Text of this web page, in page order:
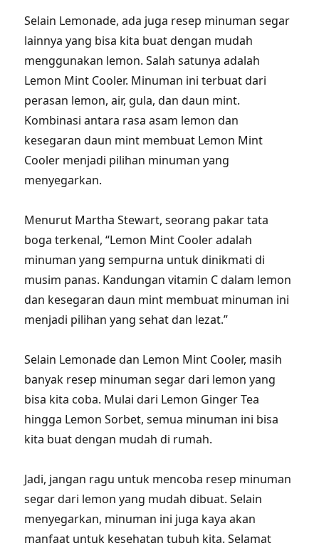
Selain Lemonade, ada juga resep minuman segar
lainnya yang bisa kita buat dengan mudah
menggunakan lemon. Salah satunya adalah
Lemon Mint Cooler. Minuman ini terbuat dari
perasan lemon, air, gula, dan daun mint.
Kombinasi antara rasa asam lemon dan
kesegaran daun mint membuat Lemon Mint
Cooler menjadi pilihan minuman yang
menyegarkan.
Menurut Martha Stewart, seorang pakar tata
boga terkenal, “Lemon Mint Cooler adalah
minuman yang sempurna untuk dinikmati di
musim panas. Kandungan vitamin C dalam lemon
dan kesegaran daun mint membuat minuman ini
menjadi pilihan yang sehat dan lezat.”
Selain Lemonade dan Lemon Mint Cooler, masih
banyak resep minuman segar dari lemon yang
bisa kita coba. Mulai dari Lemon Ginger Tea
hingga Lemon Sorbet, semua minuman ini bisa
kita buat dengan mudah di rumah.
Jadi, jangan ragu untuk mencoba resep minuman
segar dari lemon yang mudah dibuat. Selain
menyegarkan, minuman ini juga kaya akan
manfaat untuk kesehatan tubuh kita. Selamat